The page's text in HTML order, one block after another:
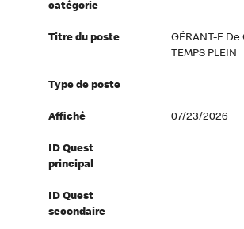
catégorie
Titre du poste
GÉRANT-E De
TEMPS PLEIN
Type de poste
Affiché 07/23/2026
ID Quest
principal
ID Quest
secondaire